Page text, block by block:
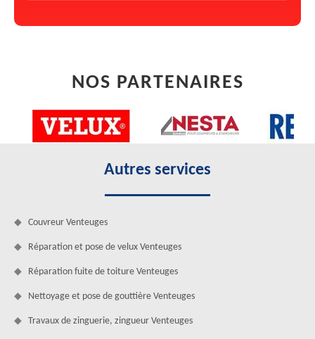
NOS PARTENAIRES
Autres services
Couvreur Venteuges
Réparation et pose de velux Venteuges
Réparation fuite de toiture Venteuges
Nettoyage et pose de gouttière Venteuges
Travaux de zinguerie, zingueur Venteuges